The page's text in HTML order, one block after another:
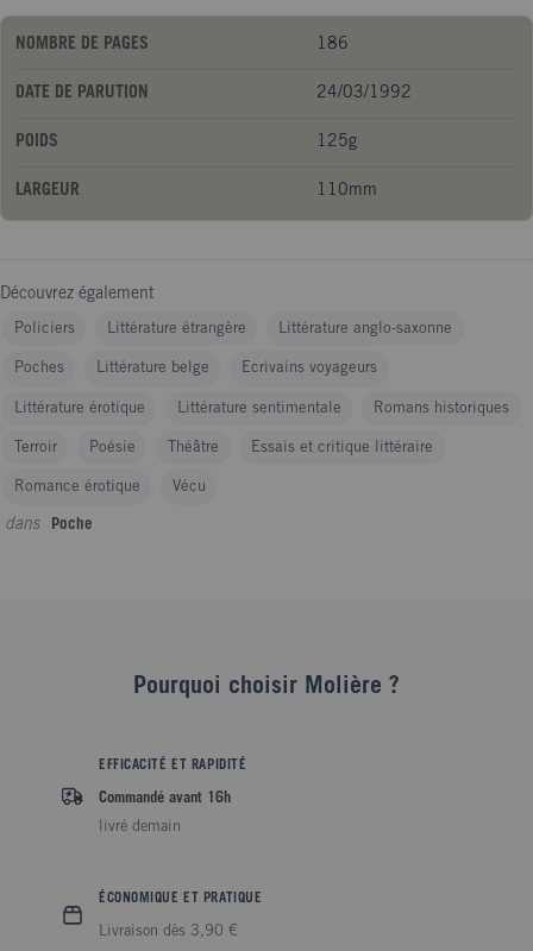
NOMBRE DE PAGES 186
DATE DE PARUTION 24/03/1992
POIDS 125g
LARGEUR 110mm
Découvrez également
Policiers Littérature étrangère Littérature anglo-saxonne
Poches Littérature belge Ecrivains voyageurs
Littérature érotique Littérature sentimentale Romans historiques
Terroir Poésie Théâtre Essais et critique littéraire
Romance érotique Vécu
dans Poche
Pourquoi choisir Molière ?
EFFICACITÉ ET RAPIDITÉ
Commandé avant 16h
livré demain
ÉCONOMIQUE ET PRATIQUE
Livraison dès 3,90 €